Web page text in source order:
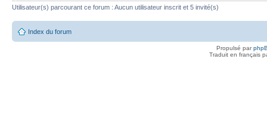
Utilisateur(s) parcourant ce forum : Aucun utilisateur inscrit et 5 invité(s)
Index du forum
Propulsé par
Traduit en français